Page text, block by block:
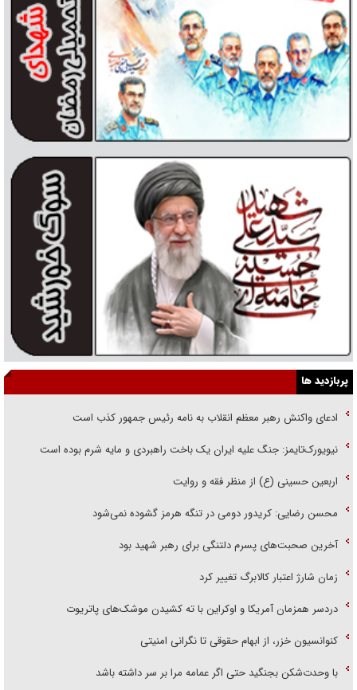
پربازدید ها
ادعای واکنش رهبر معظم انقلاب به نامه رئیس جمهور کذب است
نیویورک‌تایمز: جنگ علیه ایران یک باخت راهبردی و مایه شرم بوده است
اربعین حسینی (ع) از منظر فقه و روایت
محسن رضایی: کریدور دومی در تنگه هرمز گشوده نمی‌شود
آخرین صحبت‌های پسرم دلتنگی برای رهبر شهید بود
زمان شارژ اعتبار کالابرگ تغییر کرد
دردسر همزمان آمریکا و اوکراین با ته کشیدن موشک‌های پاتریوت
کنوانسیون خزر، از ابهام حقوقی تا نگرانی امنیتی
با وحدت‌شکن بجنگید حتی اگر عمامه مرا بر سر داشته باشد